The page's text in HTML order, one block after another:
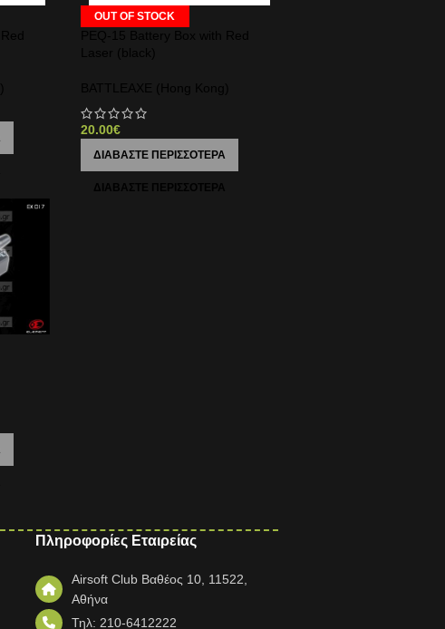
OUT OF STOCK
20.00€
ΔΙΑΒΆΣΤΕ ΠΕΡΙΣΣΌΤΕΡΑ
Πληροφορίες Εταιρείας
Airsoft Club Βαθέος 10, 11522,
Αθήνα
Τηλ: 210-6412222